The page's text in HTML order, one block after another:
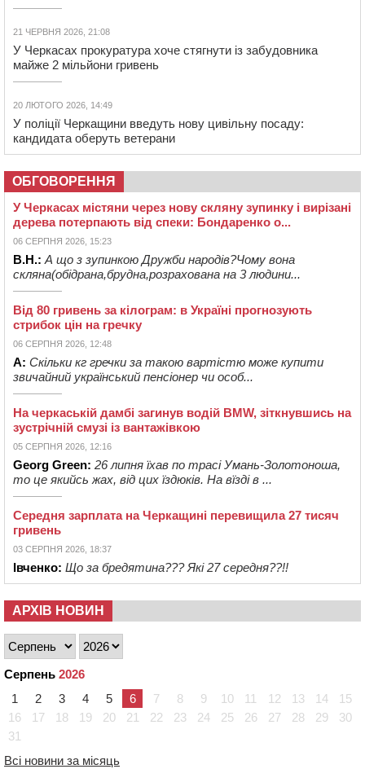
21 ЧЕРВНЯ 2026, 21:08
У Черкасах прокуратура хоче стягнути із забудовника
майже 2 мільйони гривень
20 ЛЮТОГО 2026, 14:49
У поліції Черкащини введуть нову цивільну посаду:
кандидата оберуть ветерани
ОБГОВОРЕННЯ
У Черкасах містяни через нову скляну зупинку і вирізані
дерева потерпають від спеки: Бондаренко о...
06 СЕРПНЯ 2026, 15:23
В.Н.: А що з зупинкою Дружби народів?Чому вона
скляна(обідрана,брудна,розрахована на 3 людини...
Від 80 гривень за кілограм: в Україні прогнозують
стрибок цін на гречку
06 СЕРПНЯ 2026, 12:48
А: Скільки кг гречки за такою вартістю може купити
звичайний український пенсіонер чи особ...
На черкаській дамбі загинув водій BMW, зіткнувшись на
зустрічній смузі із вантажівкою
05 СЕРПНЯ 2026, 12:16
Georg Green: 26 липня їхав по трасі Умань-Золотоноша,
то це якийсь жах, від цих їздюків. На вїзді в ...
Середня зарплата на Черкащині перевищила 27 тисяч
гривень
03 СЕРПНЯ 2026, 18:37
Івченко: Що за бредятина??? Які 27 середня??!!
АРХІВ НОВИН
Серпень 2026
1
2 3 4 5 6 7 8 9 10 11 12 13 14
15
16
17 18 19 20 21 22 23 24 25 26 27 28 29
30
31
Всі новини за місяць